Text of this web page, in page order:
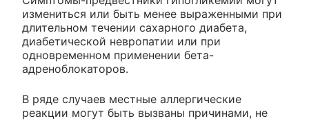
измениться или быть менее выраженными при
длительном течении сахарного диабета,
диабетической невропатии или при
одновременном применении бета-
адреноблокаторов.
В ряде случаев местные аллергические
реакции могут быть вызваны причинами, не